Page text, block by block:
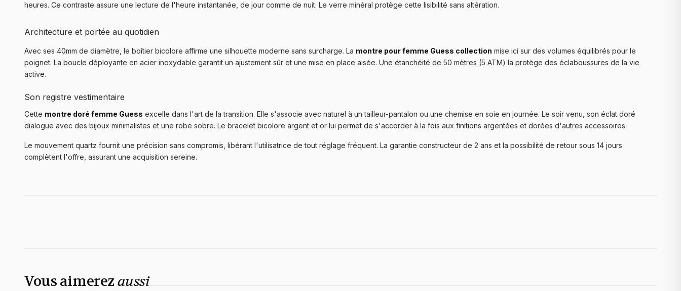
heures. Ce contraste assure une lecture de l'heure instantanée, de jour comme de nuit. Le verre minéral protège cette lisibilité sans altération.
Architecture et portée au quotidien
Avec ses 40mm de diamètre, le boîtier bicolore affirme une silhouette moderne sans surcharge. La montre pour femme Guess collection mise ici sur des volumes équilibrés pour le
poignet. La boucle déployante en acier inoxydable garantit un ajustement sûr et une mise en place aisée. Une étanchéité de 50 mètres (5 ATM) la protège des éclaboussures de la vie
active.
Son registre vestimentaire
Cette montre doré femme Guess excelle dans l'art de la transition. Elle s'associe avec naturel à un tailleur-pantalon ou une chemise en soie en journée. Le soir venu, son éclat doré
dialogue avec des bijoux minimalistes et une robe sobre. Le bracelet bicolore argent et or lui permet de s'accorder à la fois aux finitions argentées et dorées d'autres accessoires.
Le mouvement quartz fournit une précision sans compromis, libérant l'utilisatrice de tout réglage fréquent. La garantie constructeur de 2 ans et la possibilité de retour sous 14 jours
complètent l'offre, assurant une acquisition sereine.
Vous aimerezaussi